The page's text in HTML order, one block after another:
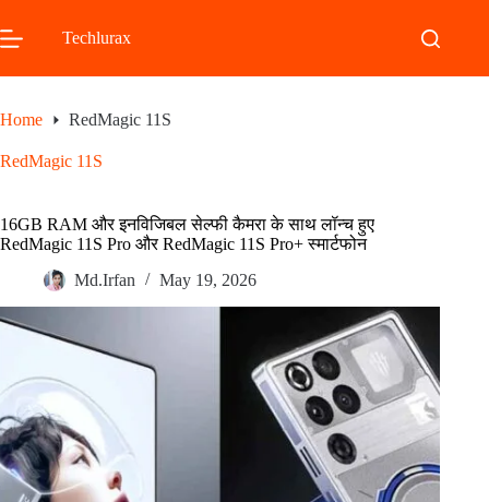
to
content
Techlurax
Home RedMagic 11S
RedMagic 11S
16GB RAM और इनविजिबल सेल्फी कैमरा के साथ लॉन्च हुए
RedMagic 11S Pro और RedMagic 11S Pro+ स्मार्टफोन
Md.Irfan
May 19, 2026